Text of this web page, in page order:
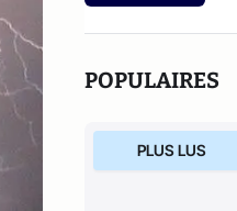
POPULAIRES
PLUS LUS